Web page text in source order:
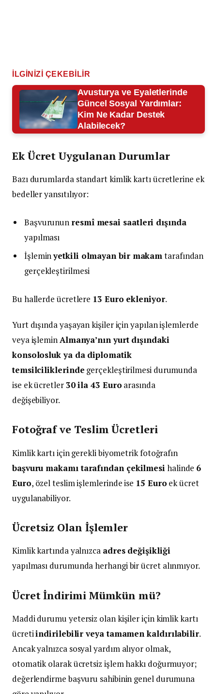
İLGINIZI ÇEKEBILIR
Avusturya ve Eyaletlerinde
Güncel Sosyal Yardımlar:
Kim Ne Kadar Destek
Alabilecek?
Ek Ücret Uygulanan Durumlar
Bazı durumlarda standart kimlik kartı ücretlerine ek
bedeller yansıtılıyor:
Başvurunun resmî mesai saatleri dışında
yapılması
İşleminyetkili olmayan bir makamtarafından
gerçekleştirilmesi
Bu hallerde ücretlere 13 Euro ekleniyor.
Yurt dışında yaşayan kişiler için yapılan işlemlerde
veya işleminAlmanya’nın yurt dışındaki
konsolosluk ya da diplomatik
temsilciliklerinde gerçekleştirilmesi durumunda
ise ek ücretler30 ila 43 Euro arasında
değişebiliyor.
Fotoğraf ve Teslim Ücretleri
Kimlik kartı için gerekli biyometrik fotoğrafın
başvuru makamı tarafından çekilmesi halinde 6
Euro, özel teslim işlemlerinde ise 15 Euro ek ücret
uygulanabiliyor.
Ücretsiz Olan İşlemler
Kimlik kartında yalnızca adres değişikliği
yapılması durumunda herhangi bir ücret alınmıyor.
Ücret İndirimi Mümkün mü?
Maddi durumu yetersiz olan kişiler için kimlik kartı
ücretiindirilebilir veya tamamen kaldırılabilir.
Ancak yalnızca sosyal yardım alıyor olmak,
otomatik olarak ücretsiz işlem hakkı doğurmuyor;
değerlendirme başvuru sahibinin genel durumuna